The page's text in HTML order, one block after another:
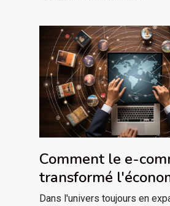
Comment le e-
transformé
mondiale
Dans l'univers toujours en